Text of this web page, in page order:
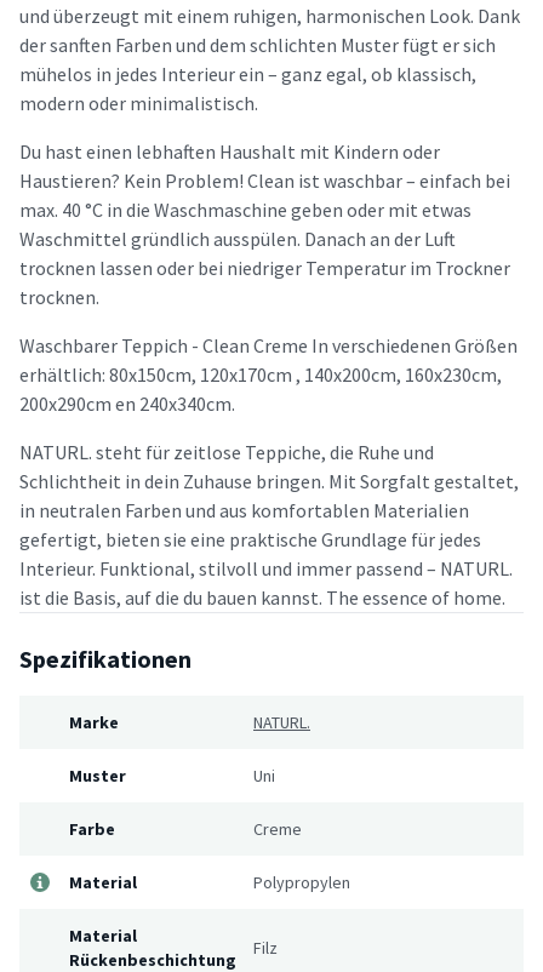
und überzeugt mit einem ruhigen, harmonischen Look. Dank
der sanften Farben und dem schlichten Muster fügt er sich
mühelos in jedes Interieur ein – ganz egal, ob klassisch,
modern oder minimalistisch.
Du hast einen lebhaften Haushalt mit Kindern oder
Haustieren? Kein Problem! Clean ist waschbar – einfach bei
max. 40 °C in die Waschmaschine geben oder mit etwas
Waschmittel gründlich ausspülen. Danach an der Luft
trocknen lassen oder bei niedriger Temperatur im Trockner
trocknen.
Waschbarer Teppich - Clean Creme In verschiedenen Größen
erhältlich: 80x150cm, 120x170cm , 140x200cm, 160x230cm,
200x290cm en 240x340cm.
NATURL. steht für zeitlose Teppiche, die Ruhe und
Schlichtheit in dein Zuhause bringen. Mit Sorgfalt gestaltet,
in neutralen Farben und aus komfortablen Materialien
gefertigt, bieten sie eine praktische Grundlage für jedes
Interieur. Funktional, stilvoll und immer passend – NATURL.
ist die Basis, auf die du bauen kannst. The essence of home.
Spezifikationen
Marke NATURL.
Muster Uni
Farbe Creme
Material Polypropylen
Material
Rückenbeschichtung
Filz